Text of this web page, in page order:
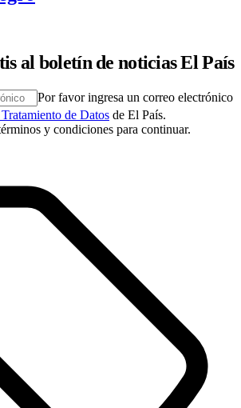
al boletín de noticias El País
Por favor ingresa un correo electrónico
de Datos de El País.
y condiciones para continuar.